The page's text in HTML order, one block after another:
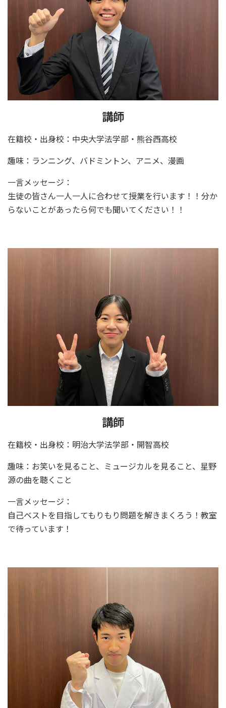
講師
在籍校・出身校：中央大学法学部・熊谷西高校
趣味：ランニング、バドミントン、アニメ、漫画
一言メッセージ：
生徒の皆さん一人一人に合わせて授業を行います！！分か
らないことがあったら何でも聞いてください！！
講師
在籍校・出身校：明治大学法学部・開智高校
趣味：お笑いを見ること、ミュージカルを見ること、星野
源の曲を聴くこと
一言メッセージ：
自己ベストを目指してもりもり問題を解きまくろう！教室
で待っています！